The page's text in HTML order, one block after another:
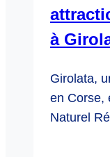
à
Girolata,
en Corse,
Naturel